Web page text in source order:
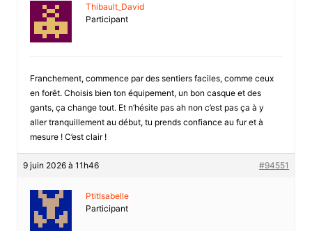
Thibault_David
Participant
Franchement, commence par des sentiers faciles, comme ceux
en forêt. Choisis bien ton équipement, un bon casque et des
gants, ça change tout. Et n’hésite pas ah non c’est pas ça à y
aller tranquillement au début, tu prends confiance au fur et à
mesure ! C’est clair !
9 juin 2026 à 11h46 #94551
PtitIsabelle
Participant